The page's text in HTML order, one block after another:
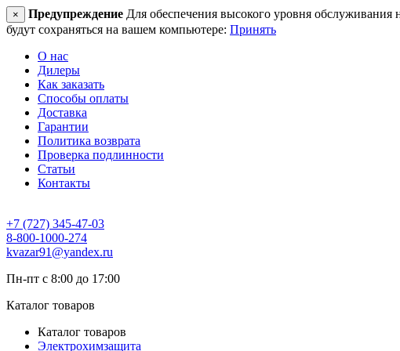
× Предупреждение Для обеспечения высокого уровня обслуживания
будут сохраняться на вашем компьютере: Принять
О нас
Дилеры
Как заказать
Способы оплаты
Доставка
Гарантии
Политика возврата
Проверка подлинности
Статьи
Контакты
+7 (727) 345-47-03
8-800-1000-274
kvazar91@yandex.ru
Пн-пт с 8:00 до 17:00
Каталог товаров
Каталог товаров
Электрохимзащита